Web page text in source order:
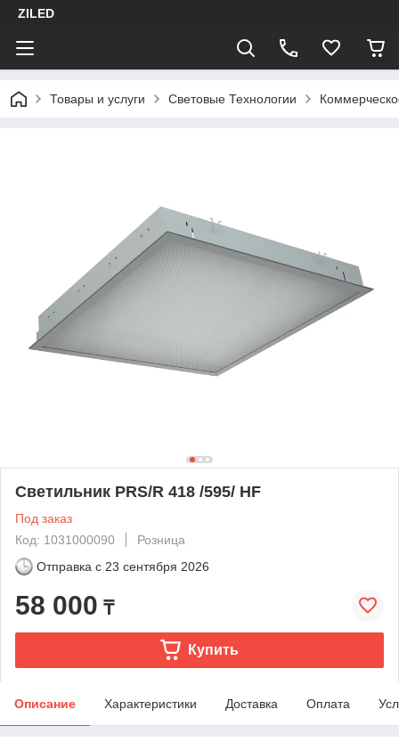
ZILED
Товары и услуги Световые Технологии
Светильник PRS/R 418 /595/ HF
Под заказ
Код: 1031000090
Розница
Отправка с 23 сентября 2026
58 000 ₸
Купить
Описание Характеристики Доставка Оплата